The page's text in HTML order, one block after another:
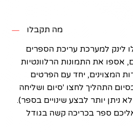
מה תקבלו
לינק למערכת עריכת הספרים
אספו את התמונות הרלוונטיות
המצוינים, יחד עם הפרטים
התהליך לחצו 'סיום ושליחה
יותר לבצע שינויים בספר).
ספר בכריכה קשה בגודל